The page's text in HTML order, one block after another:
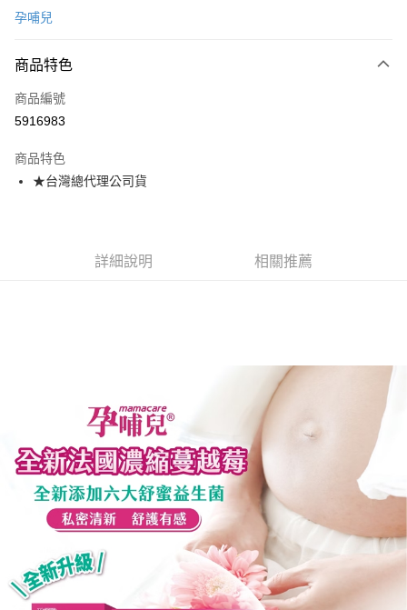
LINE Pay
Apple Pay
悠遊付
AFTEE先享後付是「在收到商品之後才付款」的支付方式。 讓您購物簡單
１．於結帳方式選擇「AFTEE先享後付」後，將跳轉至「AFTEE先享後付」
結帳頁面，進行簡訊認證並確認金額後，即可完成結帳。
２．訂單成立數日內，您將收到繳費通知簡訊。
３．收到繳費通知簡訊後14天內，點擊此簡訊中的連結，可透過四大超商／
ATM／網路銀行／等多元方式進行付款，方視為交易完成。
※ 請注意：結帳手續完成當下不需立刻繳費，但若您需要取消訂單，請聯絡
購買商品的店家。未經商家同意取消之訂單仍視為有效，需透過AFTEE先享
後付繳納相關費用。
※ 交易是否成功請以「AFTEE先享後付 」之結帳頁面顯示為準，若有關於
是否繳費成功／繳費後需取消欲退款等相關疑問，請聯繫「AFTEE先享後付
https://netprotections.freshdesk.com/support/home
【注意事項】
１．透過由恩沛科技股份有限公司提供之「AFTEE先享後付」服務完成之交
易，需依本服務之必要範圍內提供個人資料，並將交易相關給付款項請求債
每筆NT$70，滿NT$600(含以上)免運費
宅配
每筆NT$80，滿NT$600(含以上)免運費
郵局（離島配送）
每筆NT$125
付款後門市自取
免運費
孕哺兒
商品特色
商品編號
5916983
商品特色
★台灣總代理公司貨
詳細說明 相關推薦